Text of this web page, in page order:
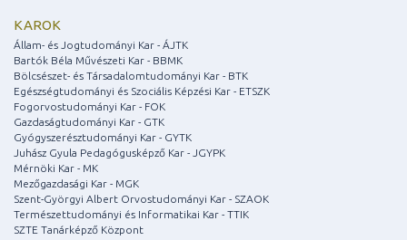
KAROK
Állam- és Jogtudományi Kar - ÁJTK
Bartók Béla Művészeti Kar - BBMK
Bölcsészet- és Társadalomtudományi Kar - BTK
Egészségtudományi és Szociális Képzési Kar - ETSZK
Fogorvostudományi Kar - FOK
Gazdaságtudományi Kar - GTK
Gyógyszerésztudományi Kar - GYTK
Juhász Gyula Pedagógusképző Kar - JGYPK
Mérnöki Kar - MK
Mezőgazdasági Kar - MGK
Szent-Györgyi Albert Orvostudományi Kar - SZAOK
Természettudományi és Informatikai Kar - TTIK
SZTE Tanárképző Központ